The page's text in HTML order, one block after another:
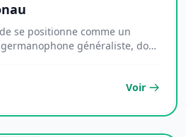
se positionne comme un
généraliste, dont
Voir